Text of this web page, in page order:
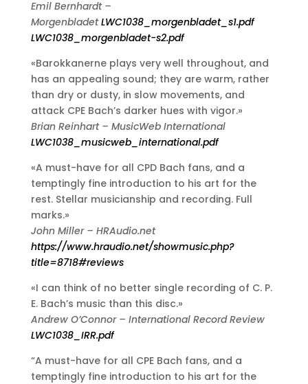
Emil Bernhardt –
MorgenbladetLWC1038_morgenbladet_s1.pdf
LWC1038_morgenbladet-s2.pdf
«Barokkanerne plays very well throughout, and
has an appealing sound; they are warm, rather
than dry or dusty, in slow movements, and
attack CPE Bach’s darker hues with vigor.»
Brian Reinhart – MusicWeb International
LWC1038_musicweb_international.pdf
«A must-have for all CPD Bach fans, and a
temptingly fine introduction to his art for the
rest. Stellar musicianship and recording. Full
marks.»
John Miller – HRAudio.net
https://www.hraudio.net/showmusic.php?
title=8718#reviews
«I can think of no better single recording of C. P.
E. Bach’s music than this disc.»
Andrew O’Connor – International Record Review
LWC1038_IRR.pdf
“A must-have for all CPE Bach fans, and a
temptingly fine introduction to his art for the